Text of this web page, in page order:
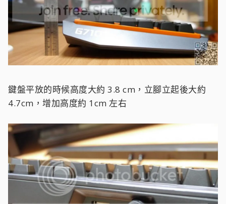
鍵盤平放的時候高度大約 3.8 cm，立腳立起後大約
4.7cm，增加高度約 1cm 左右